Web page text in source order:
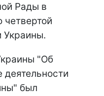
Рады в
четвертой
Украины.
"Об
деятельности
был